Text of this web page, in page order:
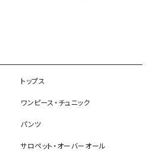
トップス
ワンピース・チュニック
パンツ
サロペット・オーバーオール